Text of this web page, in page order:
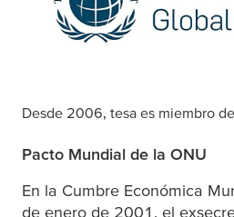
Desde 2006, tesa es miembro
Pacto Mundial de la ONU
En la Cumbre Económica
de enero de 2001, el